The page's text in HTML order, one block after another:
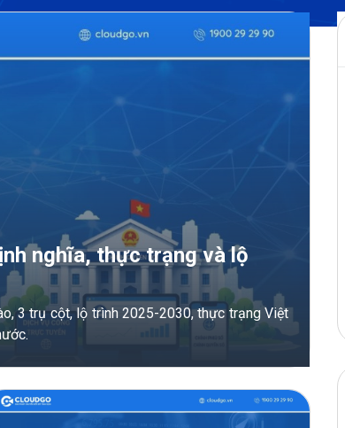
nghĩa, thực trạng và lộ
3 trụ cột, lộ trình 2025-2030, thực trạng Việt